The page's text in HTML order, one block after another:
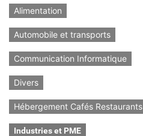
Alimentation
Automobile et transports
Communication Informatique
Divers
Hébergement Cafés Restaurants
Industries et PME